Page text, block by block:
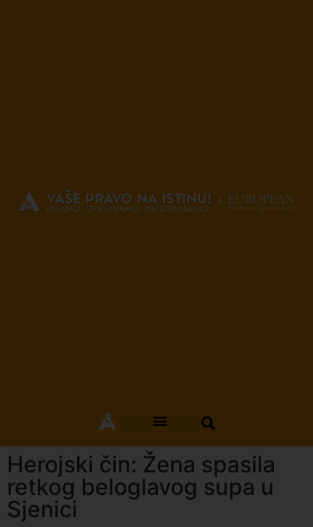
Herojski čin: Žena spasila
retkog beloglavog supa u
Sjenici